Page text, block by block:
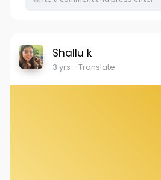
Shallu k
3 yrs - Translate